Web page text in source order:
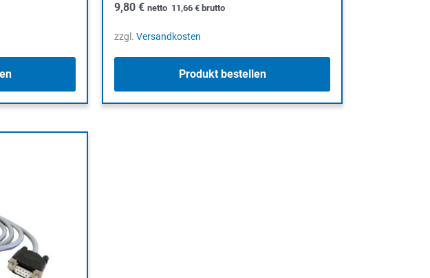
9,80€ netto 11,66€ brutto
zzgl.Versandkosten
Produkt bestellen